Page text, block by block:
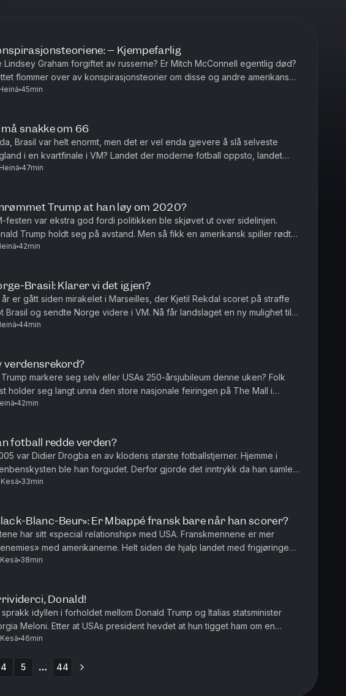
Eric Eyre i Charleston Gazette-Mail. Det er
winners/eric-eyre I podden nevnes også
fra A-magasinet om Chase (3) som ble født
www.aftenposten.no/amagasinet/i/vmRv95/chase-
– Kjempefarlig
Lindsey Graham forgiftet av russerne? Er Mitch McConnell egentlig død?
flommer over av konspirasjonsteorier om disse og andre amerikanske
Er det et tegn i tiden, en illustrasjon...
45min
snakke om 66
Brasil var helt enormt, men det er vel enda gjevere å slå selveste
i en kvartfinale i VM? Landet der moderne fotball oppsto, landet
ga oss tippekampen, landet med en helt spesiell pl...
47min
Trump at han løy om 2020?
festen var ekstra god fordi politikken ble skjøvet ut over sidelinjen.
Trump holdt seg på avstand. Men så fikk en amerikansk spiller rødt
og da ble det bråk. Trump selv virker fornøyd ...
42min
Brasil: Klarer vi det igjen?
år er gått siden mirakelet i Marseilles, der Kjetil Rekdal scoret på straffe
Brasil og sendte Norge videre i VM. Nå får landslaget en ny mulighet til å
fotballhistorie. Hva er det som gj...
44min
verdensrekord?
markere seg selv eller USAs 250-årsjubileum denne uken? Folk
holder seg langt unna den store nasjonale feiringen på The Mall i
av 4. juli. Kanskje er det varmen eller sikkerhet...
42min
fotball redde verden?
var Didier Drogba en av klodens største fotballstjerner. Hjemme i
ble han forgudet. Derfor gjorde det inntrykk da han samlet
og satte seg på kne for å bønnfalle om en...
33min
Blanc-Beur»: Er Mbappé fransk bare når han scorer?
har sitt «special relationship» med USA. Franskmennene er mer
med amerikanerne. Helt siden de hjalp landet med frigjøringen i
har forholdet vært preget av drakamp, allianse og...
38min
Donald!
sprakk idyllen i forholdet mellom Donald Trump og Italias statsminister
Meloni. Etter at USAs president hevdet at hun tigget ham om en
slår Meloni kraftig tilbake. Ser vi nye tegn t...
46min
4 5 44